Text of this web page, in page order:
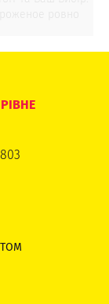
ровно
РІВНЕ